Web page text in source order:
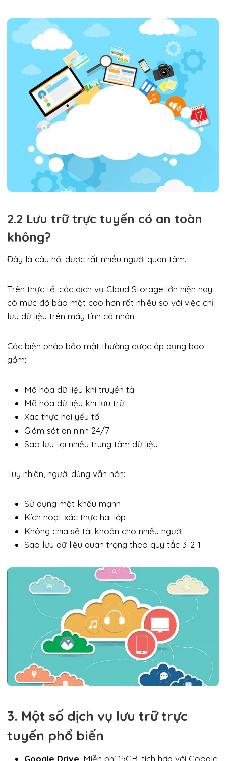
2.2 Lưu trữ trực tuyến có an toàn
không?
Đây là câu hỏi được rất nhiều người quan tâm.
Trên thực tế, các dịch vụ Cloud Storage lớn hiện nay
có mức độ bảo mật cao hơn rất nhiều so với việc chỉ
lưu dữ liệu trên máy tính cá nhân.
Các biện pháp bảo mật thường được áp dụng bao
gồm:
Mã hóa dữ liệu khi truyền tải
Mã hóa dữ liệu khi lưu trữ
Xác thực hai yếu tố
Giám sát an ninh 24/7
Sao lưu tại nhiều trung tâm dữ liệu
Tuy nhiên, người dùng vẫn nên:
Sử dụng mật khẩu mạnh
Kích hoạt xác thực hai lớp
Không chia sẻ tài khoản cho nhiều người
Sao lưu dữ liệu quan trọng theo quy tắc 3-2-1
3. Một số dịch vụ lưu trữ trực
tuyến phổ biến
Google Drive: Miễn phí 15GB, tích hợp với Google